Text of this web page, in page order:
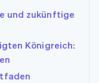
und zukünftige
Königreich: